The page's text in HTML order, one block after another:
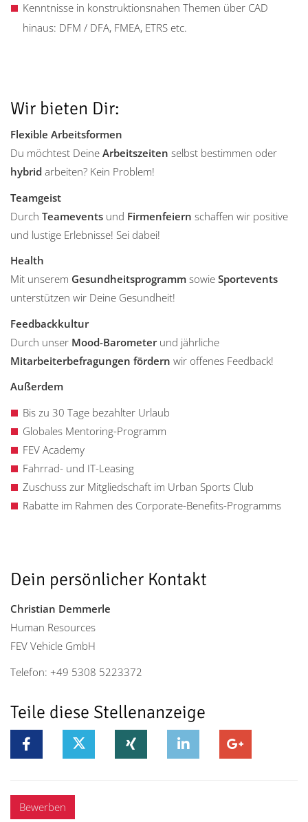
Kenntnisse in konstruktionsnahen Themen über CAD
hinaus: DFM / DFA, FMEA, ETRS etc.
Wir bieten Dir:
Flexible Arbeitsformen
Du möchtest Deine Arbeitszeiten selbst bestimmen oder
hybrid arbeiten? Kein Problem!
Teamgeist
Durch Teamevents und Firmenfeiern schaffen wir positive
und lustige Erlebnisse! Sei dabei!
Health
Mit unserem Gesundheitsprogramm sowie Sportevents
unterstützen wir Deine Gesundheit!
Feedbackkultur
Durch unser Mood-Barometerund jährliche
Mitarbeiterbefragungen fördern wir offenes Feedback!
Außerdem
Bis zu 30 Tage bezahlter Urlaub
Globales Mentoring-Programm
FEV Academy
Fahrrad- und IT-Leasing
Zuschuss zur Mitgliedschaft im Urban Sports Club
Rabatte im Rahmen des Corporate-Benefits-Programms
Dein persönlicher Kontakt
Christian Demmerle
Human Resources
FEV Vehicle GmbH
Telefon: +49 5308 5223372
Teile diese Stellenanzeige
Bewerben